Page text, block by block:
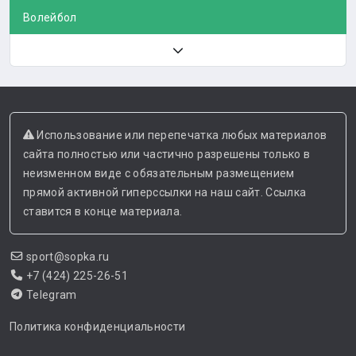
Волейбол
Использование или перепечатка любых материалов
сайта полностью или частично разрешены только в
неизменном виде с обязательным размещением
прямой активной гиперссылки на наш сайт. Ссылка
ставится в конце материала.
sport@sopka.ru
+7 (424) 225-26-51
Telegram
Политика конфиденциальности